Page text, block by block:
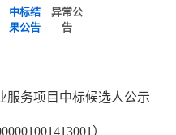
中标结
果公告
异常公
告
服务项目中标候选人公示
）